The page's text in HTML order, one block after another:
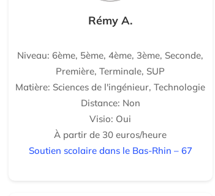
Rémy A.
Niveau: 6ème, 5ème, 4ème, 3ème, Seconde,
Première, Terminale, SUP
Matière: Sciences de l'ingénieur, Technologie
Distance: Non
Visio: Oui
À partir de 30 euros/heure
Soutien scolaire dans le Bas-Rhin – 67